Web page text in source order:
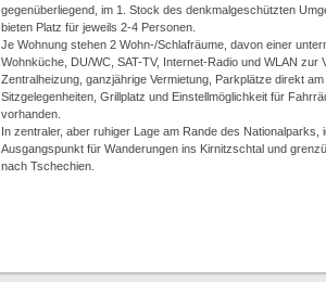
gegenüberliegend, im 1. Stock des denkmalgeschützten
bieten Platz für jeweils 2-4 Personen.
Je Wohnung stehen 2 Wohn-/Schlafräume, davon einer
Wohnküche, DU/WC, SAT-TV, Internet-Radio und WLAN zur
Zentralheizung, ganzjährige Vermietung, Parkplätze direkt am
Sitzgelegenheiten, Grillplatz und Einstellmöglichkeit für
vorhanden.
In zentraler, aber ruhiger Lage am Rande des Nationalparks,
Ausgangspunkt für Wanderungen ins Kirnitzschtal und
nach Tschechien.